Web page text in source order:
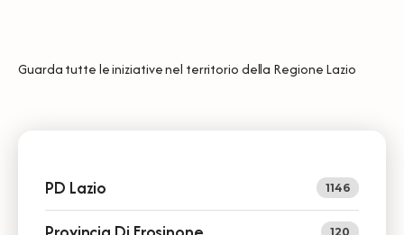
Guarda tutte le iniziative nel territorio della Regione Lazio
PD Lazio 1146
120